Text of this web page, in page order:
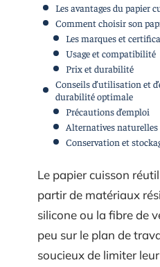
Les avantages du papier
Comment choisir son
Les marques et
Usage et compatibilité
Prix et durabilité
Conseils d’utilisation et
durabilité optimale
Précautions d’emploi
Alternatives naturelles
Conservation et
Le papier cuisson
partir de matériaux
silicone ou la fibre de
peu sur le plan de
soucieux de limiter